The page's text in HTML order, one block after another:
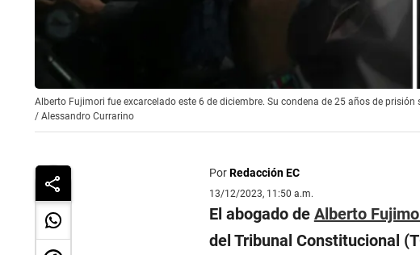
Alberto Fujimori fue excarcelado este 6 de diciembre. Su condena de 25 años de prisión
/ Alessandro Currarino
PorRedacción EC
13/12/2023, 11:50 a.m.
El abogado de Alberto
del Tribunal Constitucional